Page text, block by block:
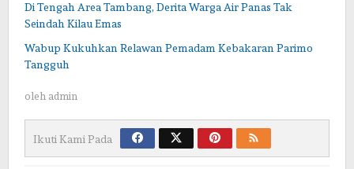
Di Tengah Area Tambang, Derita Warga Air Panas Tak
Seindah Kilau Emas
Wabup Kukuhkan Relawan Pemadam Kebakaran Parimo
Tangguh
oleh admin
Ikuti Kami Pada